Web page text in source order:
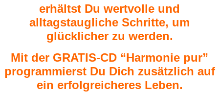
erhältst Du wertvolle und
alltagstaugliche Schritte, um
glücklicher zu werden.
Mit der GRATIS-CD “Harmonie pur”
programmierst Du Dich zusätzlich auf
ein erfolgreicheres Leben.